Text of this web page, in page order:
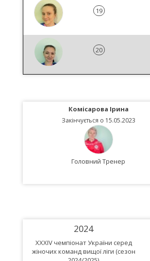
19
20
Комісарова Ірина
Закінчується о 15.05.2023
Головний Тренер
2024
XXXIV чемпіонат України серед
жіночих команд вищої ліги (сезон